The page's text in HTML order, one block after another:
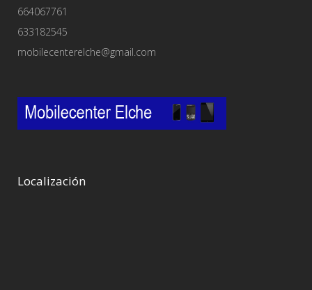
664067761
633182545
mobilecenterelche@gmail.com
Localización